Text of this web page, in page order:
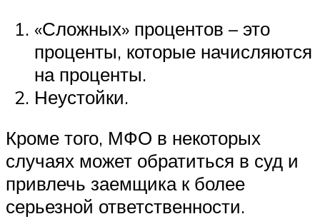
«Сложных» процентов – это
проценты, которые начисляются
на проценты.
Неустойки.
Кроме того, МФО в некоторых
случаях может обратиться в суд и
привлечь заемщика к более
серьезной ответственности.